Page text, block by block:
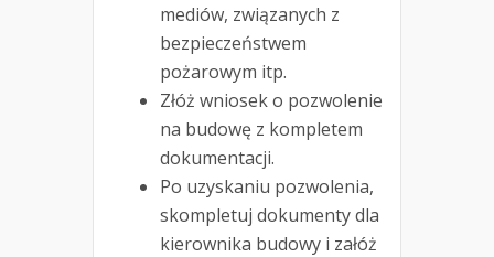
mediów, związanych z
bezpieczeństwem
pożarowym itp.
Złóż wniosek o pozwolenie
na budowę z kompletem
dokumentacji.
Po uzyskaniu pozwolenia,
skompletuj dokumenty dla
kierownika budowy i załóż